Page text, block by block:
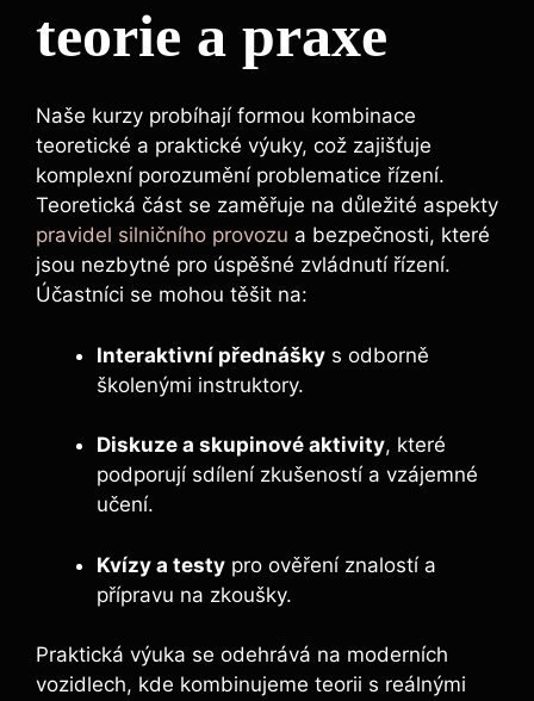
teorie a praxe
Naše kurzy probíhají formou kombinace
teoretické a praktické‍ výuky, což zajišťuje
komplexní porozumění problematice řízení.
Teoretická část se zaměřuje na důležité aspekty
pravidel silničního provozu a bezpečnosti, které
jsou nezbytné pro úspěšné zvládnutí řízení.
Účastníci se mohou těšit na:
Interaktivní přednášky s ⁢odborně
školenými instruktory.
Diskuze a skupinové ‍aktivity, které
podporují sdílení zkušeností a vzájemné
učení.
Kvízy a testy pro ověření znalostí a
přípravu na zkoušky.
Praktická výuka se odehrává na moderních
vozidlech, kde kombinujeme teorii s reálnými